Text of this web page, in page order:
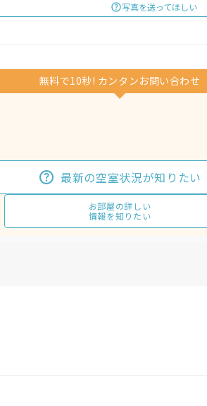
写真を送ってほしい
無料で10秒! カンタンお問い合わせ
最新の空室状況が知りたい
お部屋の詳しい
情報を知りたい